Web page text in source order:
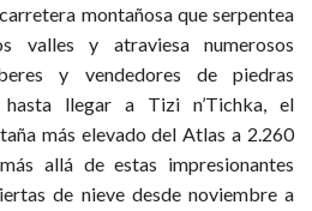
montañosa que serpentea
valles y atraviesa numerosos
y vendedores de piedras
hasta llegar a Tizi n’Tichka, el
más elevado del Atlas a 2.260
allá de estas impresionantes
de nieve desde noviembre a